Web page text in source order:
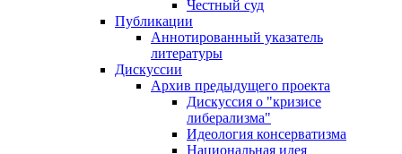
Честный суд
Публикации
Аннотированный указатель
литературы
Дискуссии
Архив предыдущего проекта
Дискуссия о "кризисе
либерализма"
Идеология консерватизма
Национальная идея